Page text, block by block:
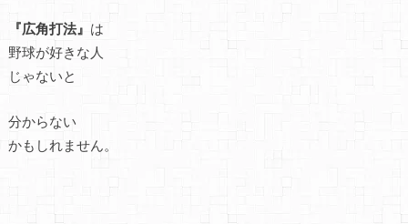
『広角打法』 は
野球が好きな人
じゃないと
分からない
かもしれません。